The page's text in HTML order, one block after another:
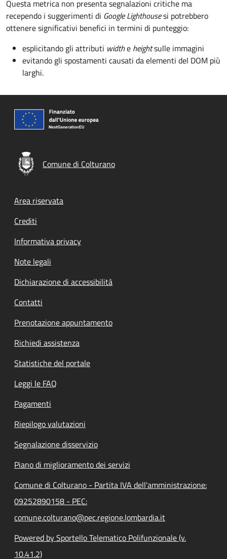
Questa metrica non presenta segnalazioni critiche ma
recependo i suggerimenti di Google Lighthousesi potrebbero
ottenere significativi benefici in termini di punteggio:
esplicitando gli attributi widthe heightsulle immagini
evitando gli spostamenti causati da elementi del DOM più
larghi.
Comune di Colturano
Footer menu
Area riservata
Crediti
Informativa privacy
Note legali
Dichiarazione di accessibilità
Contatti
Prenotazione appuntamento
Richiedi assistenza
Statistiche del portale
Leggi le FAQ
Pagamenti
Riepilogo valutazioni
Segnalazione disservizio
Piano di miglioramento dei servizi
Comune di Colturano - Partita IVA dell'amministrazione:
09252890158 - PEC:
comune.colturano@pec.regione.lombardia.it
Powered by Sportello Telematico Polifunzionale (v.
10.41.2)